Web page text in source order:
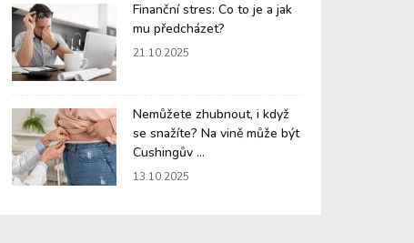
Finanční stres: Co to je a jak
mu předcházet?
21.10.2025
Nemůžete zhubnout, i když
se snažíte? Na vině může být
Cushingův ...
13.10.2025